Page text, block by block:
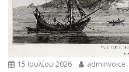
15 Ιουλίου 2026 adminvoice